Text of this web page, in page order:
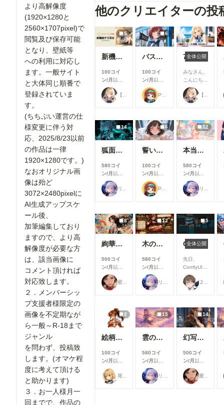
より高解像度
(1920×1280と
2560×1707pixel)で
閲覧及び保存可能
となり、壁紙等
への利用に対応し
ます。一般サイト
と大体同じ順番で
登録されていま
す。
(ちちぷい運営の仕
様変更に伴う対
応、2025/8/23以前
の作品は一律
1920×1280です。)
なおオリジナル画
像は殆ど
3072×2480pixelに
AI生成アップスケ
ール後、
加筆編集しており
ますので、より高
解像度が必要な方
は、該当画像に
コメント頂ければ
対応致します。
２．メンバーシッ
プ支援者様限定の
画像を不定期なが
ら一般～R-18まで
ジャンル
を問わず、投稿致
します。(オマケ程
度に考えて頂ける
と助かります)
３．お一人様月一
回までで、作品の
作品にコメントの形でリクエストをお願い
す。オリジナル画像は大体 3072×2480pixel
な方は、 その旨お書き添え下さい。過去の
が千枚を超える為、あまり多数の作品を一
されると対応が難しい場合もありますので
頂ければ助かります、 十数枚程度は大丈夫
２．メンバーシップ支援者様限定の画像を
がら一般～R-18までジャンルを 問わず、投
す。(オマケ程度に考えて頂けると助かります)
お一人様月一回までで、作品のリクエスト
一般公開に先駆けて、 一足早く閲覧、保存
す。
他のクリエイターの投
5
新機能チラ見せ！#10
100コイ
ン/月 以上
支援すると
見ることが
できます
【公式】ちちぷいちゃん
6
バスガイド
100コイ
ン/月 以上
支援すると
見ることが
できます
P.S.T.A.
7月リリース新機能情報
全体公開
みなさん、
こんにち
は！🌟 今
回は、7月
に実施した
アップデー
ト内容をご
紹介しま
は新機能の
も、みなさ
んにより快
適にご利用
いただける
すさを中心
とした改善
を行いまし
た✨ ▼生
成機能関連
①生成画面
のモデル選
生成時のモ
デル選択画
デルを選び
やすいUIに
改善しまし
た。 利用
ルを探しや
すくなり、
これまで以
上にスムー
ズに生成を
【公式】ちちぷいちゃん
14
狐面の忍者ガール
580コイ
ン/月 以上
支援すると
見ることが
できます
リンファ75
6
誓いのキス
100コイ
ン/月 以上
支援すると
見ることが
できます
P.S.T.A.
12
本当にアイスみたいに溶けている女の子
580コイ
ン/月 以上
支援すると
見ることが
できます
リンファ75
8
絢華幻姫 壱
500コイ
ン/月 以上
支援すると
見ることが
できます
蜜華
12
木の枝の伝説剣
580コイ
ン/月 以上
支援すると
見ることが
できます
リンファ75
5
ComfyUIでOpen Pose Editorを使う
全体公開
先日、
ComfyUIに
Open
Pose
Editorを導
巧く行かな
いと聞き、
いろいろ試
下記のカス
が使えまし
たので、報
告です。
今回使った
２２（にゃんにゃん）
2
絵柄指定プロンプト【第三弾】
100コイ
ン/月 以上
支援すると
見ることが
できます
尾藤みそぎ
15
雲の道を歩く見習い配達員
580コイ
ン/月 以上
支援すると
見ることが
できます
リンファ75
14
幻写麗華 壱
500コイ
ン/月 以上
支援すると
見ることが
できます
蜜華